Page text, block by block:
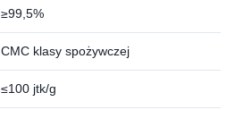
≥99,5%
CMC klasy spożywczej
≤100 jtk/g